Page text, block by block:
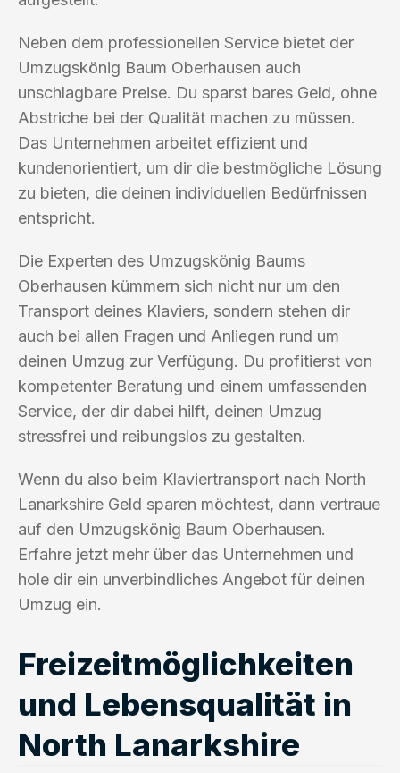
Neben dem professionellen Service bietet der
Umzugskönig Baum Oberhausen auch
unschlagbare Preise. Du sparst bares Geld, ohne
Abstriche bei der Qualität machen zu müssen.
Das Unternehmen arbeitet effizient und
kundenorientiert, um dir die bestmögliche Lösung
zu bieten, die deinen individuellen Bedürfnissen
entspricht.
Die Experten des Umzugskönig Baums
Oberhausen kümmern sich nicht nur um den
Transport deines Klaviers, sondern stehen dir
auch bei allen Fragen und Anliegen rund um
deinen Umzug zur Verfügung. Du profitierst von
kompetenter Beratung und einem umfassenden
Service, der dir dabei hilft, deinen Umzug
stressfrei und reibungslos zu gestalten.
Wenn du also beim Klaviertransport nach North
Lanarkshire Geld sparen möchtest, dann vertraue
auf den Umzugskönig Baum Oberhausen.
Erfahre jetzt mehr über das Unternehmen und
hole dir ein unverbindliches Angebot für deinen
Umzug ein.
Freizeitmöglichkeiten
und Lebensqualität in
North Lanarkshire